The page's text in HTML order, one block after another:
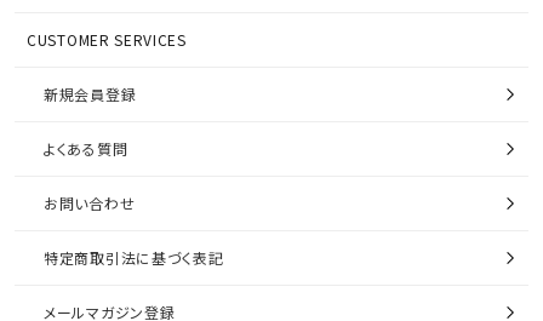
CUSTOMER SERVICES
新規会員登録
よくある質問
お問い合わせ
特定商取引法に基づく表記
メールマガジン登録